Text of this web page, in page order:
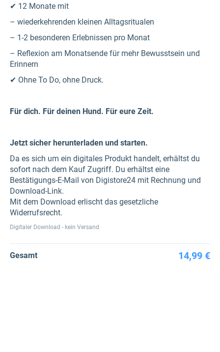
✔ 12 Monate mit
– wiederkehrenden kleinen Alltagsritualen
– 1-2 besonderen Erlebnissen pro Monat
– Reflexion am Monatsende für mehr Bewusstsein und
Erinnern
✔ Ohne To Do, ohne Druck.
Für dich. Für deinen Hund. Für eure Zeit.
Jetzt sicher herunterladen und starten.
Da es sich um ein digitales Produkt handelt, erhältst du
sofort nach dem Kauf Zugriff. Du erhältst eine
Bestätigungs-E-Mail von Digistore24 mit Rechnung und
Download-Link.
Mit dem Download erlischt das gesetzliche
Widerrufsrecht.
Digitaler Download - kein Versand
Gesamt 14,99 €